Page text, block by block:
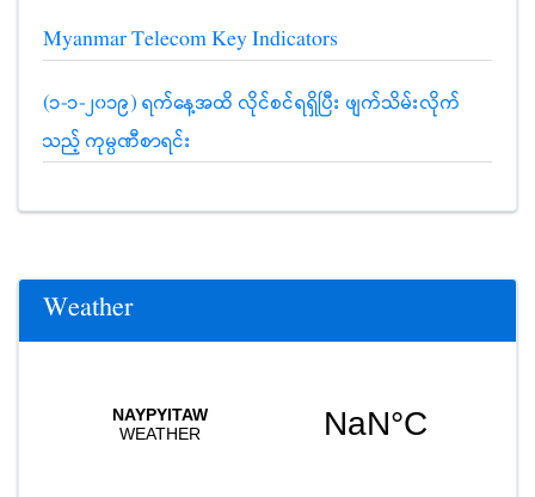
Myanmar Telecom Key Indicators
(၁-၁-၂၀၁၉) ရက်နေ့အထိ လိုင်စင်ရရှိပြီး ဖျက်သိမ်းလိုက်
သည့် ကုမ္ပဏီစာရင်း
Weather